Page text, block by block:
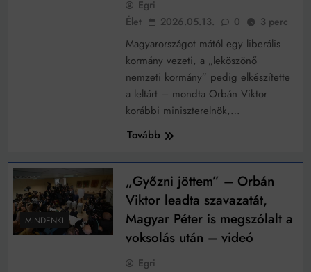
működik, ha jól van felújítva
Ingatlanpiaci szakértők szerint akár 5 százalékkal is
Munkácsy nem Krisztust szépítette meg: minket
Ahol köszönnek, ott még van város
Amikor a Tetris boldogabbá tesz, mint a szerelem
Létezik tökéletes élet: Truman is elhitte
Karinthy Frigyes: a zseni, aki belenézett a saját
koponyájába
Ki akarsz törni. De miből?
Az öregség nem csak ránc?
Az ördög még mindig Pradát visel. De te miért öltözöl
Egri
Élet
2026.05.13. 0 3 perc
Magyarországot mától egy liberális
kormány vezeti, a „leköszönő
nemzeti kormány” pedig elkészítette
a leltárt – mondta Orbán Viktor
korábbi miniszterelnök,…
Tovább
MINDENKI
„Győzni jöttem” – Orbán
Viktor leadta szavazatát,
Magyar Péter is megszólalt a
voksolás után – videó
Egri